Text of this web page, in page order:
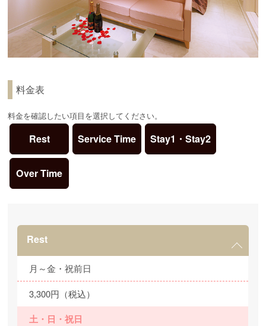
料金表
料金を確認したい項目を選択してください。
Rest Service Time Stay1・Stay2
Over Time
Rest
月～金・祝前日
3,300円（税込）
土・日・祝日